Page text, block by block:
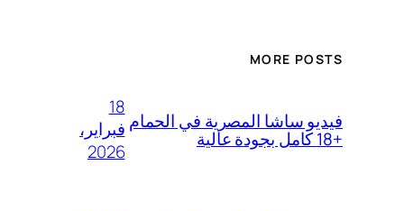
MORE POSTS
فيديو ساشا المصرية في الحمام
+18 كامل بجودة عالية
18
فبراير،
2026